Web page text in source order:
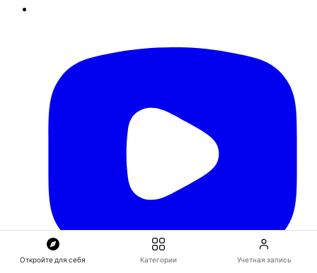
Откройте для себя Категории Учетная запись